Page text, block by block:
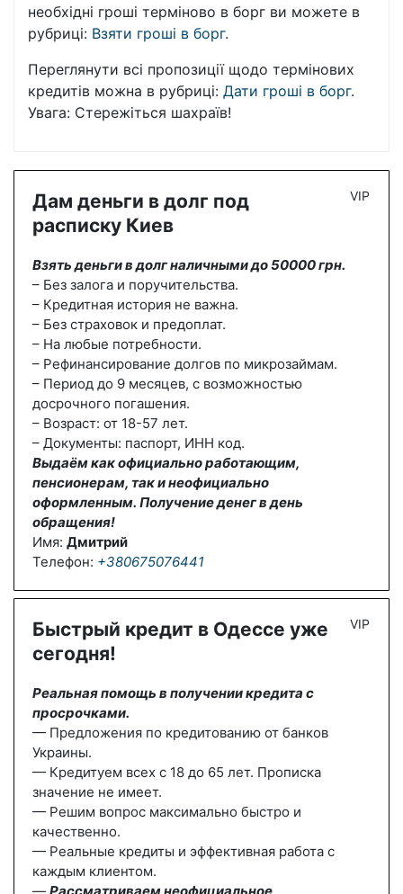
необхідні гроші терміново в борг ви можете в
рубриці: Взяти гроші в борг.
Переглянути всі пропозиції щодо термінових
кредитів можна в рубриці: Дати гроші в борг.
Увага: Стережіться шахраїв!
Дам деньги в долг под
расписку Киев
Взять деньги в долг наличными до 50000 грн.
– Без залога и поручительства.
– Кредитная история не важна.
– Без страховок и предоплат.
– На любые потребности.
– Рефинансирование долгов по микрозаймам.
– Период до 9 месяцев, с возможностью
досрочного погашения.
– Возраст: от 18-57 лет.
– Документы: паспорт, ИНН код.
Выдаём как официально работающим,
пенсионерам, так и неофициально
оформленным. Получение денег в день
обращения!
Имя: Дмитрий
Телефон: +380675076441
VIP
Быстрый кредит в Одессе уже
сегодня!
Реальная помощь в получении кредита с
просрочками.
— Предложения по кредитованию от банков
Украины.
— Кредитуем всех с 18 до 65 лет. Прописка
значение не имеет.
— Решим вопрос максимально быстро и
качественно.
— Реальные кредиты и эффективная работа с
каждым клиентом.
VIP